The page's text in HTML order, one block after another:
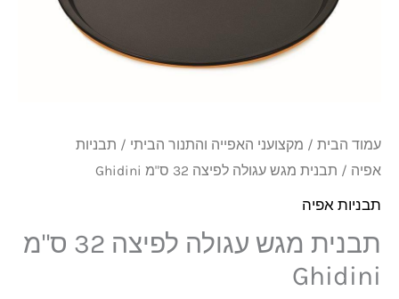
עמוד הבית / מקצועני האפייה והתנור הביתי / תבניות
אפיה / תבנית מגש עגולה לפיצה 32 ס"מ Ghidini
תבניות אפיה
תבנית מגש עגולה לפיצה 32 ס"מ
Ghidini